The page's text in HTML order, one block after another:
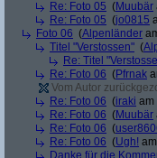
Re: Foto 05 (Muubär
Re: Foto 05 (jo0815
Foto 06 (Alpenländer
Titel "Verstossen" (
Re: Titel
Re: Foto 06 (Pfrnak
Vom Autor
Re: Foto 06 (iraki am
Re: Foto 06 (Muubär
Re: Foto 06 (
Re: Foto 06 (Ugh!
Danke für die